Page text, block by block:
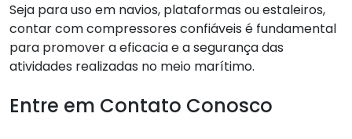
Seja para uso em navios, plataformas ou estaleiros,
contar com compressores confiáveis é fundamental
para promover a eficacia e a segurança das
atividades realizadas no meio marítimo.
Entre em Contato Conosco